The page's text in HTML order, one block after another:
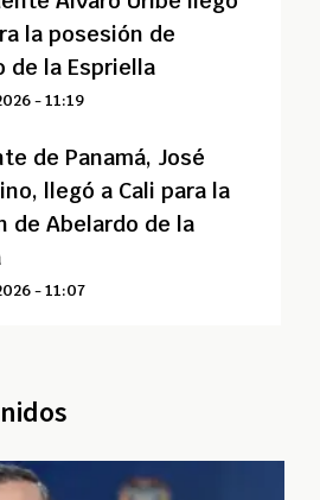
la posesión de
de la Espriella
- 11:19
de Panamá, José
llegó a Cali para la
de Abelardo de la
- 11:07